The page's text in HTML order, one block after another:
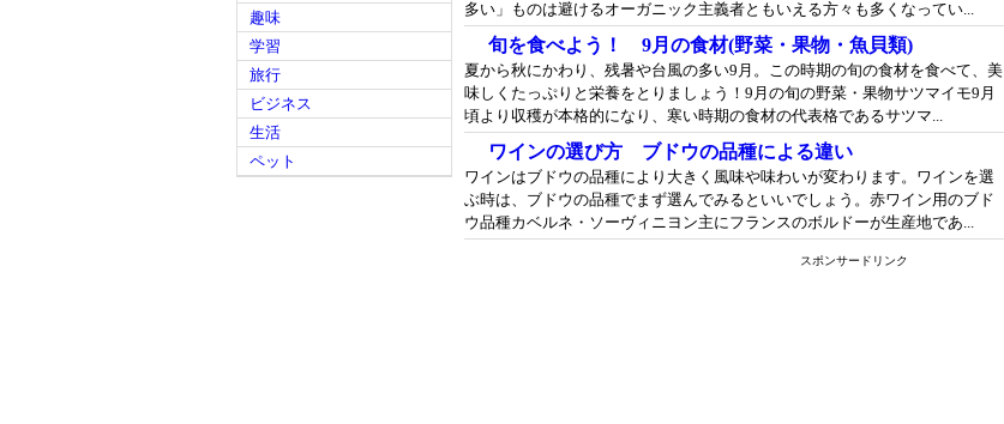
多い」ものは避けるオーガニック主義者ともいえる方々も多くなってい...
旬を食べよう！ 9月の食材(野菜・果物・魚貝類)
夏から秋にかわり、残暑や台風の多い9月。この時期の旬の食材を食べて、美
味しくたっぷりと栄養をとりましょう！9月の旬の野菜・果物サツマイモ9月
頃より収穫が本格的になり、寒い時期の食材の代表格であるサツマ...
ワインの選び方 ブドウの品種による違い
ワインはブドウの品種により大きく風味や味わいが変わります。ワインを選
ぶ時は、ブドウの品種でまず選んでみるといいでしょう。赤ワイン用のブド
ウ品種カベルネ・ソーヴィニヨン主にフランスのボルドーが生産地であ...
スポンサードリンク
趣味
学習
旅行
ビジネス
生活
ペット